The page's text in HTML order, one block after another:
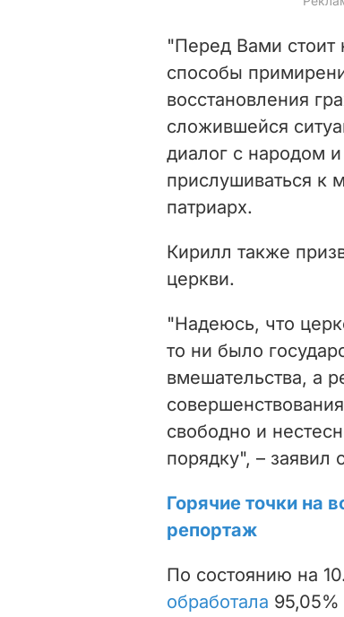
"Перед Вами стоит
способы
восстановления
сложившейся
диалог с народом
прислушиваться к
патриарх.
Кирилл также
церкви.
"Надеюсь, что
то ни было
вмешательства, а
свободно и
порядку", – заявил
Горячие точки на
репортаж
По состоянию на
обработала 95,05%